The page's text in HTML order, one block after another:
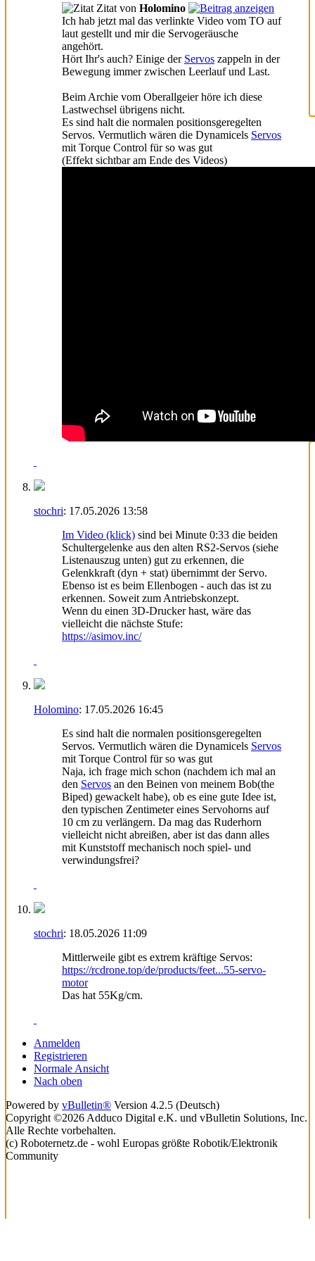
Zitat von Holomino
Ich hab jetzt mal das verlinkte Video vom TO auf
laut gestellt und mir die Servogeräusche
angehört.
Hört Ihr's auch? Einige der Servos zappeln in der
Bewegung immer zwischen Leerlauf und Last.
Beim Archie vom Oberallgeier höre ich diese
Lastwechsel übrigens nicht.
Es sind halt die normalen positionsgeregelten
Servos. Vermutlich wären die Dynamicels Servos
mit Torque Control für so was gut
(Effekt sichtbar am Ende des Videos)
stochri: 17.05.2026 13:58
Im Video (klick) sind bei Minute 0:33 die beiden
Schultergelenke aus den alten RS2-Servos (siehe
Listenauszug unten) gut zu erkennen, die
Gelenkkraft (dyn + stat) übernimmt der Servo.
Ebenso ist es beim Ellenbogen - auch das ist zu
erkennen. Soweit zum Antriebskonzept.
Wenn du einen 3D-Drucker hast, wäre das
vielleicht die nächste Stufe:
https://asimov.inc/
Holomino: 17.05.2026 16:45
Es sind halt die normalen positionsgeregelten
Servos. Vermutlich wären die Dynamicels Servos
mit Torque Control für so was gut
Naja, ich frage mich schon (nachdem ich mal an
den Servos an den Beinen von meinem Bob(the
Biped) gewackelt habe), ob es eine gute Idee ist,
den typischen Zentimeter eines Servohorns auf
10 cm zu verlängern. Da mag das Ruderhorn
vielleicht nicht abreißen, aber ist das dann alles
mit Kunststoff mechanisch noch spiel- und
verwindungsfrei?
stochri: 18.05.2026 11:09
Mittlerweile gibt es extrem kräftige Servos:
https://rcdrone.top/de/products/feet...55-servo-
motor
Das hat 55Kg/cm.
Anmelden
Registrieren
Normale Ansicht
Nach oben
Powered by vBulletin® Version 4.2.5 (Deutsch)
Copyright ©2026 Adduco Digital e.K. und vBulletin Solutions, Inc.
Alle Rechte vorbehalten.
(c) Roboternetz.de - wohl Europas größte Robotik/Elektronik
Community